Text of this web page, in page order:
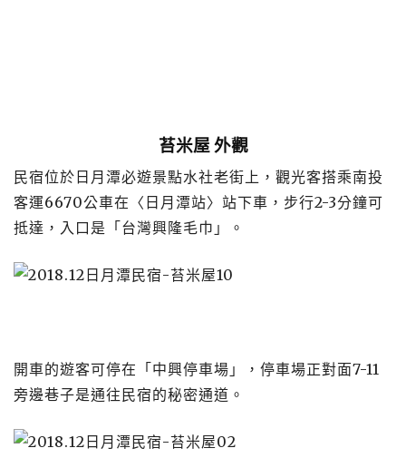
苔米屋 外觀
民宿位於日月潭必遊景點水社老街上，觀光客搭乘南投
客運6670公車在〈日月潭站〉站下車，步行2-3分鐘可
抵達，入口是「台灣興隆毛巾」。
開車的遊客可停在「中興停車場」，停車場正對面7-11
旁邊巷子是通往民宿的秘密通道。